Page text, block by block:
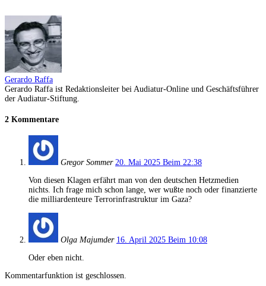
Gerardo Raffa
Gerardo Raffa ist Redaktionsleiter bei Audiatur-Online und Geschäftsführer
der Audiatur-Stiftung.
2 Kommentare
Gregor Sommer 20. Mai 2025 Beim 22:38
Von diesen Klagen erfährt man von den deutschen Hetzmedien
nichts. Ich frage mich schon lange, wer wußte noch oder finanzierte
die milliardenteure Terrorinfrastruktur im Gaza?
Olga Majumder 16. April 2025 Beim 10:08
Oder eben nicht.
Kommentarfunktion ist geschlossen.